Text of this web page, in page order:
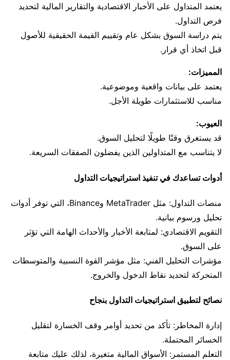
يعتمد المتداول على الأخبار الاقتصادية والتقارير المالية لتحديد
فرص التداول.
يتم دراسة السوق بشكل عام وتقييم القيمة الحقيقية للأصول
قبل اتخاذ أي قرار.
المميزات:
يعتمد على بيانات واقعية وموضوعية.
مناسب للاستثمارات طويلة الأجل.
العيوب:
قد يستغرق وقتًا طويلًا لتحليل السوق.
لا يتناسب مع المتداولين الذين يفضلون الصفقات السريعة.
أدوات تساعدك في تنفيذ استراتيجيات التداول
منصات التداول: مثل MetaTrader وBinance، التي توفر أدوات
تحليل ورسوم بيانية.
التقويم الاقتصادي: لمتابعة الأخبار والأحداث الهامة التي تؤثر
على السوق.
مؤشرات التحليل الفني: مثل مؤشر القوة النسبية والمتوسطات
المتحركة لتحديد نقاط الدخول والخروج.
نصائح لتطبيق استراتيجيات التداول بنجاح
إدارة المخاطر: تأكد من تحديد أوامر وقف الخسارة لتقليل
الخسائر المحتملة.
التعلم المستمر: الأسواق المالية متغيرة، لذلك عليك متابعة